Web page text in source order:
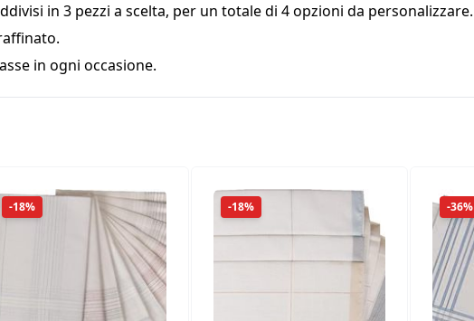
in 3 pezzi a scelta, per un totale di 4 opzioni da personalizzare.
in ogni occasione.
-18% -18% -36%